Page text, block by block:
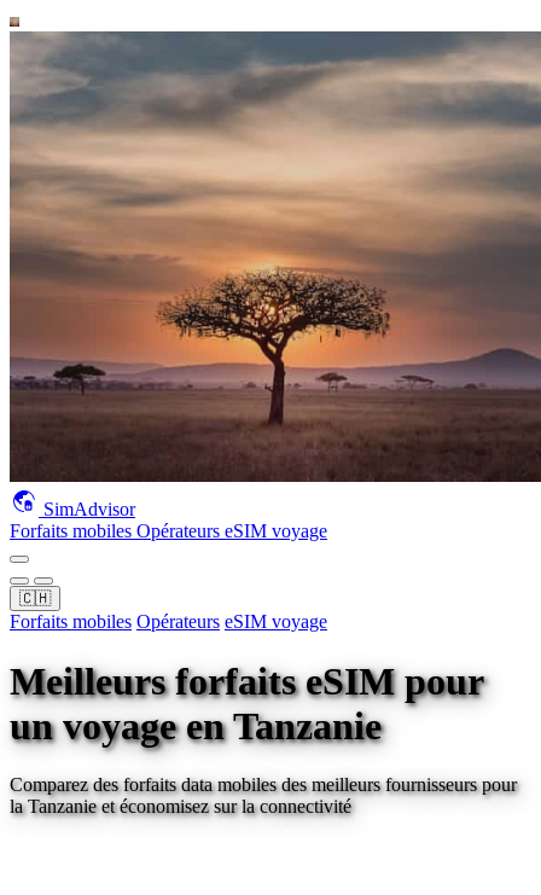
SimAdvisor
Forfaits mobiles Opérateurs eSIM voyage
🇨🇭
Forfaits mobiles Opérateurs eSIM voyage
Meilleurs forfaits eSIM pour
un voyageen Tanzanie
Comparez des forfaits data mobiles des meilleurs fournisseurs pour
la Tanzanieet économisez sur la connectivité